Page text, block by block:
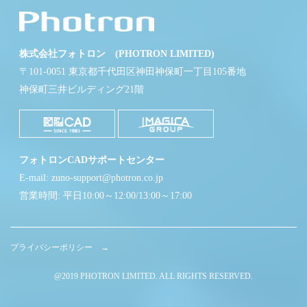
株式会社フォトロン (PHOTRON LIMITED)
〒101-0051 東京都千代田区神田神保町一丁目105番地
神保町三井ビルディング21階
フォトロンCADサポートセンター
E-mail: zuno-support@photron.co.jp
営業時間: 平日10:00～12:00/13:00～17:00
プライバシーポリシー →
@2019 PHOTRON LIMITED. ALL RIGHTS RESERVED.